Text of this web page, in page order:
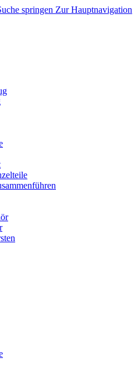
springen Zur Hauptnavigation